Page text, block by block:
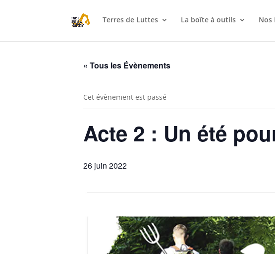
Terres de Luttes La boîte à outils Nos
« Tous les Évènements
Cet évènement est passé
Acte 2 : Un été
26 juin 2022